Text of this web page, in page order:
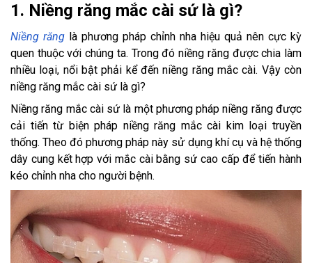
1. Niềng răng mắc cài sứ là gì?
Niềng răng là phương pháp chỉnh nha hiệu quả nên cực kỳ
quen thuộc với chúng ta. Trong đó niềng răng được chia làm
nhiều loại, nổi bật phải kể đến niềng răng mắc cài. Vậy còn
niềng răng mắc cài sứ là gì?
Niềng răng mắc cài sứ là một phương pháp niềng răng được
cải tiến từ biện pháp niềng răng mắc cài kim loại truyền
thống. Theo đó phương pháp này sử dụng khí cụ và hệ thống
dây cung kết hợp với mắc cài bằng sứ cao cấp để tiến hành
kéo chỉnh nha cho người bệnh.